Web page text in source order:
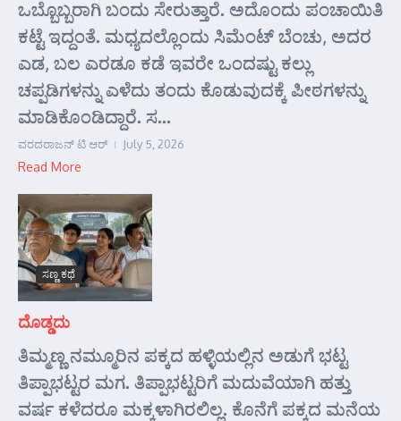
ಒಬ್ಬೊಬ್ಬರಾಗಿ ಬಂದು ಸೇರುತ್ತಾರೆ. ಅದೊಂದು ಪಂಚಾಯಿತಿ
ಕಟ್ಟೆ ಇದ್ದಂತೆ. ಮಧ್ಯದಲ್ಲೊಂದು ಸಿಮೆಂಟ್ ಬೆಂಚು, ಅದರ
ಎಡ, ಬಲ ಎರಡೂ ಕಡೆ ಇವರೇ ಒಂದಷ್ಟು ಕಲ್ಲು
ಚಪ್ಪಡಿಗಳನ್ನು ಎಳೆದು ತಂದು ಕೊಡುವುದಕ್ಕೆ ಪೀಠಗಳನ್ನು
ಮಾಡಿಕೊಂಡಿದ್ದಾರೆ. ಸ...
ವರದರಾಜನ್ ಟಿ ಆರ್ July 5, 2026
Read More
ಸಣ್ಣ ಕಥೆ
ದೊಡ್ಡದು
ತಿಮ್ಮಣ್ಣ ನಮ್ಮೂರಿನ ಪಕ್ಕದ ಹಳ್ಳಿಯಲ್ಲಿನ ಅಡುಗೆ ಭಟ್ಟ
ತಿಪ್ಪಾಭಟ್ಟರ ಮಗ. ತಿಪ್ಪಾಭಟ್ಟರಿಗೆ ಮದುವೆಯಾಗಿ ಹತ್ತು
ವರ್ಷ ಕಳೆದರೂ ಮಕ್ಕಳಾಗಿರಲಿಲ್ಲ. ಕೊನೆಗೆ ಪಕ್ಕದ ಮನೆಯ